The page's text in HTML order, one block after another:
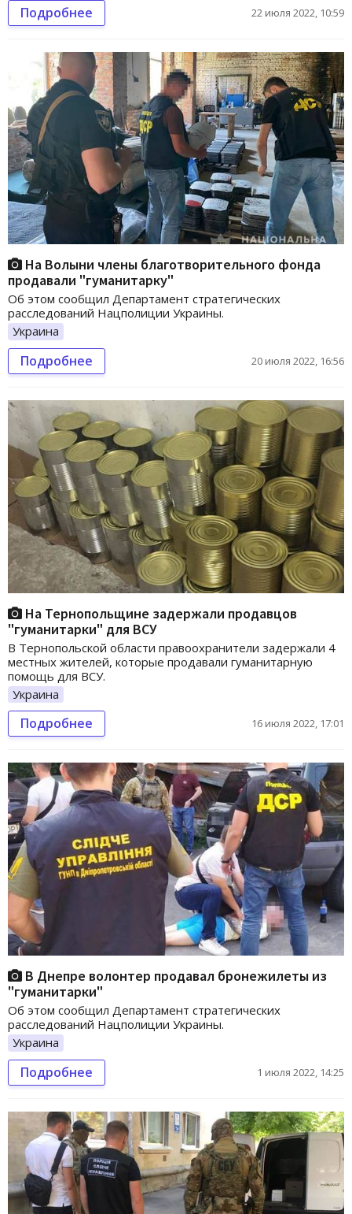
Подробнее 22 июля 2022, 10:59
На Волыни члены благотворительного фонда
продавали "гуманитарку"
Об этом сообщил Департамент стратегических
расследований Нацполиции Украины.
Украина
Подробнее 20 июля 2022, 16:56
На Тернопольщине задержали продавцов
"гуманитарки" для ВСУ
В Тернопольской области правоохранители задержали 4
местных жителей, которые продавали гуманитарную
помощь для ВСУ.
Украина
Подробнее 16 июля 2022, 17:01
В Днепре волонтер продавал бронежилеты из
"гуманитарки"
Об этом сообщил Департамент стратегических
расследований Нацполиции Украины.
Украина
Подробнее 1 июля 2022, 14:25